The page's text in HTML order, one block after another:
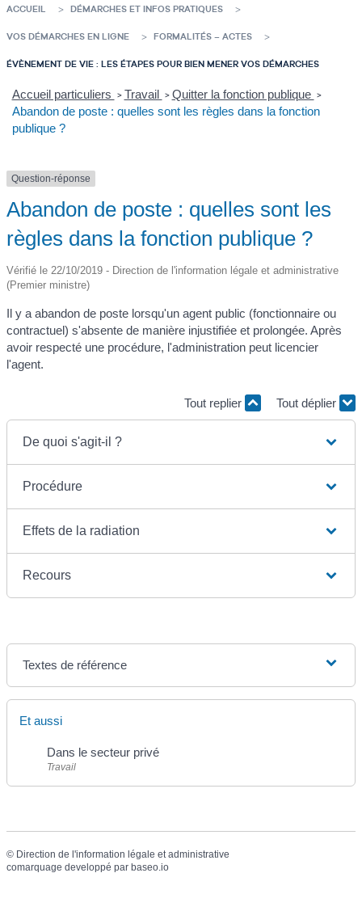
ACCUEIL DÉMARCHES ET INFOS PRATIQUES
VOS DÉMARCHES EN LIGNE FORMALITÉS – ACTES
ÉVÈNEMENT DE VIE : LES ÉTAPES POUR BIEN MENER VOS DÉMARCHES
Accueil particuliers > Travail > Quitter la fonction publique >
Abandon de poste : quelles sont les règles dans la fonction
publique ?
Question-réponse
Abandon de poste : quelles sont les
règles dans la fonction publique ?
Vérifié le 22/10/2019 - Direction de l'information légale et administrative
(Premier ministre)
Il y a abandon de poste lorsqu'un agent public (fonctionnaire ou
contractuel) s'absente de manière injustifiée et prolongée. Après
avoir respecté une procédure, l'administration peut licencier
l'agent.
Tout replier Tout déplier
De quoi s'agit-il ?
Procédure
Effets de la radiation
Recours
Textes de référence
Et aussi
Dans le secteur privé
Travail
© Direction de l'information légale et administrative
comarquage developpé par baseo.io